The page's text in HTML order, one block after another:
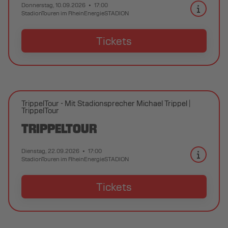
Donnerstag, 10.09.2026
17:00
StadionTouren im RheinEnergieSTADION
Tickets
TrippelTour - Mit Stadionsprecher Michael Trippel
TrippelTour
TRIPPELTOUR
Dienstag, 22.09.2026
17:00
StadionTouren im RheinEnergieSTADION
Tickets